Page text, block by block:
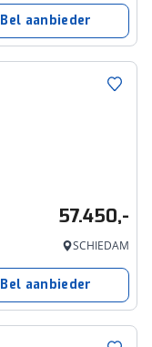
Bel aanbieder
57.450,-
SCHIEDAM
Bel aanbieder